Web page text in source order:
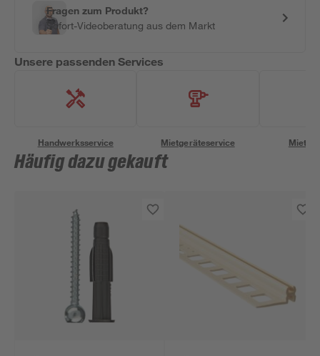
Fragen zum Produkt?
Sofort-Videoberatung aus dem Markt
Unsere passenden Services
Handwerksservice Mietgeräteservice
Häufig dazu gekauft